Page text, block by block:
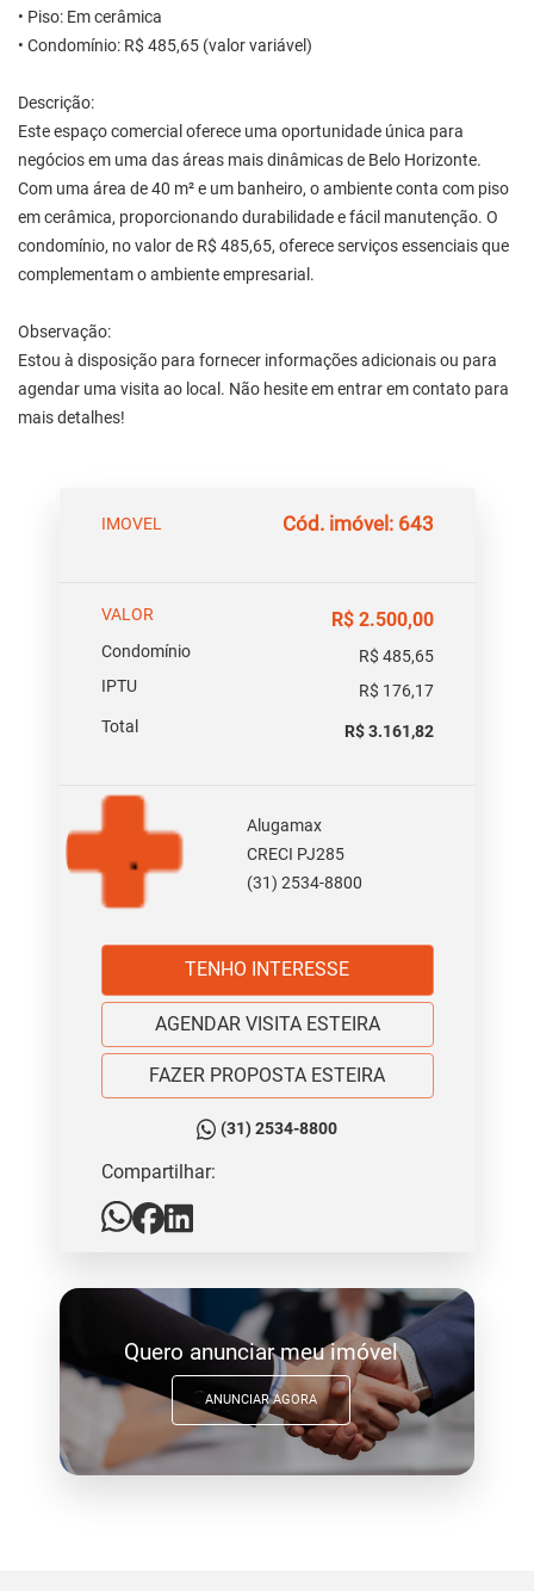
• Piso: Em cerâmica
• Condomínio: R$ 485,65 (valor variável)
Descrição:
Este espaço comercial oferece uma oportunidade única para
negócios em uma das áreas mais dinâmicas de Belo Horizonte.
Com uma área de 40 m² e um banheiro, o ambiente conta com piso
em cerâmica, proporcionando durabilidade e fácil manutenção. O
condomínio, no valor de R$ 485,65, oferece serviços essenciais que
complementam o ambiente empresarial.
Observação:
Estou à disposição para fornecer informações adicionais ou para
agendar uma visita ao local. Não hesite em entrar em contato para
mais detalhes!
IMOVEL Cód. imóvel: 643
VALOR R$ 2.500,00
Condomínio
R$ 485,65
IPTU
R$ 176,17
Total
R$ 3.161,82
Alugamax
CRECI PJ285
(31) 2534-8800
TENHO INTERESSE
AGENDAR VISITA ESTEIRA
FAZER PROPOSTA ESTEIRA
(31) 2534-8800
Compartilhar:
Quero anunciar meu imóvel
ANUNCIAR AGORA